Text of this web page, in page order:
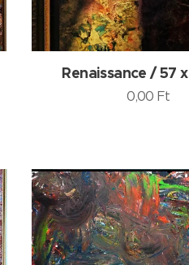
Renaissance / 57
0,00 Ft